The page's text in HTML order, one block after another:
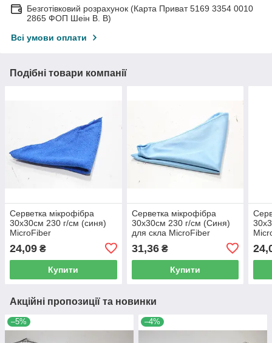
Безготівковий розрахунок (Карта Приват 5169 3354 0010
2865 ФОП Шеін В. В)
Всі умови оплати
Подібні товари компанії
Серветка мікрофібра
30х30см 230 г/см (синя)
MicroFiber
24,09 ₴
Купити
Серветка мікрофібра
30х30см 230 г/см (Синя)
для скла MicroFiber
31,36₴
Купити
Акційні пропозиції та новинки
–5% –4%